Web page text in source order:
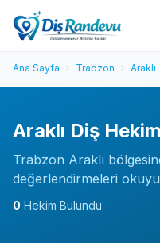
Ana Sayfa Trabzon Araklı
Araklı Diş
Trabzon Araklı
değerlendirmeleri
0 Hekim Bulundu